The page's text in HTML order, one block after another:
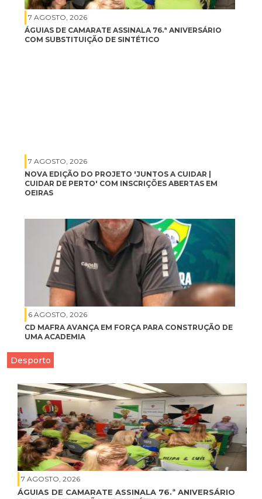
7 AGOSTO, 2026
ÁGUIAS DE CAMARATE ASSINALA 76.ª ANIVERSÁRIO
COM SUBSTITUIÇÃO DE SINTÉTICO
7 AGOSTO, 2026
NOVA EDIÇÃO DO PROJETO 'JUNTOS A CUIDAR |
CUIDAR DE PERTO' COM INSCRIÇÕES ABERTAS EM
OEIRAS
6 AGOSTO, 2026
CD MAFRA AVANÇA EM FORÇA PARA CONSTRUÇÃO DE
UMA ACADEMIA
Desporto
7 AGOSTO, 2026
ÁGUIAS DE CAMARATE ASSINALA 76.ª ANIVERSÁRIO